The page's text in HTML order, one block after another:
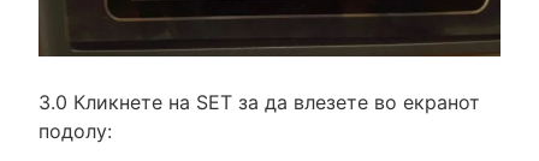
3.0 Кликнете на SET за да влезете во екранот
подолу: